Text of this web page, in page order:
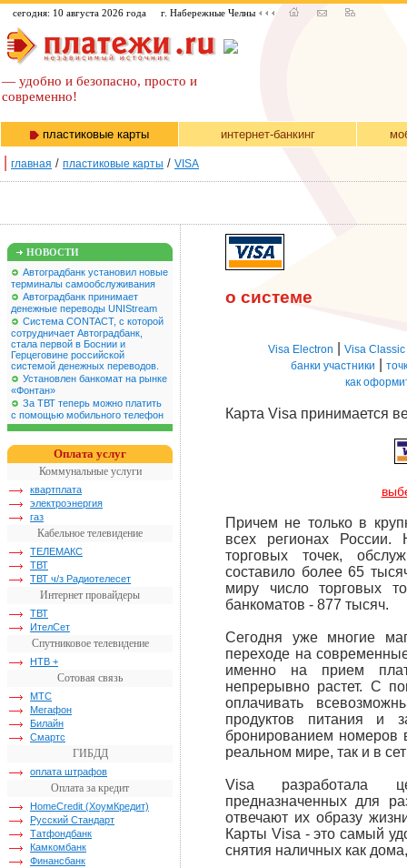
сегодня: 10 августа 2026 года г. Набережные Челны
— удобно и безопасно, просто и
современно!
пластиковые карты интернет-банкинг
| главная / пластиковые карты / VISA
НОВОСТИ
Автоградбанк установил новые
терминалы самообслуживания
Автоградбанк принимает
денежные переводы UNIStream
Система CONTACT, с которой
сотрудничает Автоградбанк,
стала первой в Боснии и
Герцеговине российской
системой денежных переводов.
Установлен банкомат на рынке
«Фонтан»
За ТВТ теперь можно платить
с помощью мобильного телефон
Оплата услуг
Коммунальные услуги
квартплата
электроэнергия
газ
Кабельное телевидение
ТЕЛЕМАКС
ТВТ
ТВТ ч/з Радиотелесет
Интернет провайдеры
ТВТ
ИтелСет
Спутниковое телевидение
НТВ +
Сотовая связь
МТС
Мегафон
Билайн
Смартс
ГИБДД
оплата штрафов
Оплата за кредит
HomeCredit (ХоумКредит)
Русский Стандарт
Татфондбанк
Камкомбанк
Финансбанк
о системе
Visa Electron Visa Classic
банки участники
как
Карта Visa принимается
Причем не только в
всех регионах
торговых точек,
составило более 65
миру число торговых
банкоматов - 877 тысяч.
Сегодня уже многие
переходе на
именно на прием
непрерывно растет. С
оплачивать
продуктов питания и
бронированием номеров
реальном мире, так и в
Visa разработала
предназначенных для
отвечают их образу
Карты Visa - это самый
снятия наличных как